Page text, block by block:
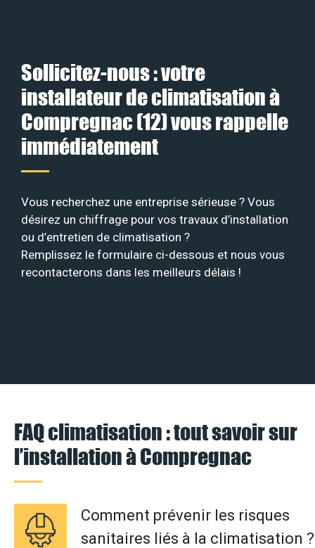
Sollicitez-nous : votre
installateur de climatisation à
Compregnac (12) vous rappelle
immédiatement
Vous recherchez une entreprise sérieuse ? Vous
désirez un chiffrage pour vos travaux d’installation
ou d’entretien de climatisation ?
Remplissez le formulaire ci-dessous et nous vous
recontacterons dans les meilleurs délais !
FAQ climatisation : tout savoir sur
l’installation à Compregnac
Comment prévenir les risques
sanitaires liés à la climatisation ?